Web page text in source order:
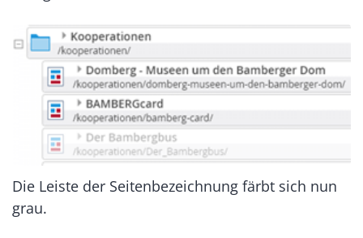
Die Leiste der Seitenbezeichnung färbt sich nun
grau.